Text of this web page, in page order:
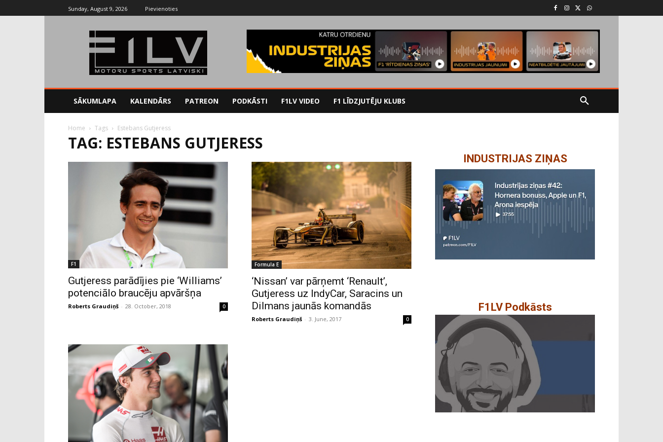
Sunday, August 9, 2026 Pievienoties
SĀKUMLAPA KALENDĀRS PATREON PODKĀSTI F1LV VIDEO F1 LĪDZJUTĒJU KLUBS
Home Tags Estebans Gutjeress
TAG: ESTEBANS GUTJERESS
F1
Gutjeress parādījies pie ‘Williams’
potenciālo braucēju apvāršņa
Roberts Graudiņš - 28. October, 2018 0
Formula E
‘Nissan’ var pārņemt ‘Renault’,
Gutjeress uz IndyCar, Saracins un
Dilmans jaunās komandās
Roberts Graudiņš - 3. June, 2017 0
INDUSTRIJAS ZIŅAS
F1LV Podkāsts